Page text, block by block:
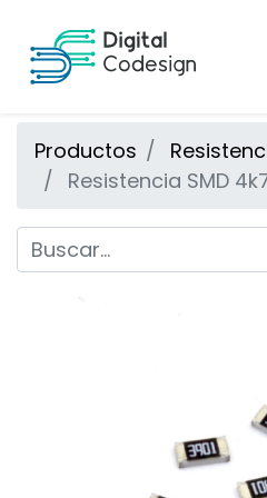
Productos
Resistencia SMD